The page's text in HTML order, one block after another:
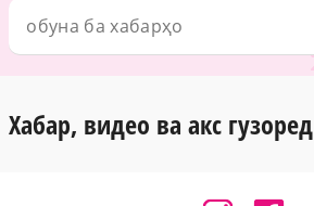
Хабар, видео ва акс гузоред